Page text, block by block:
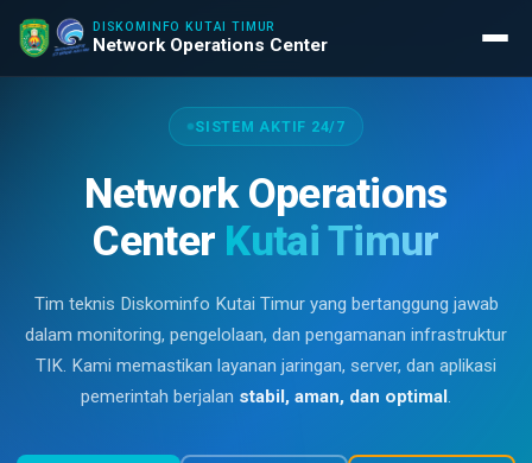
DISKOMINFO KUTAI TIMUR
Network Operations Center
SISTEM AKTIF 24/7
Network Operations
Center Kutai Timur
Tim teknis Diskominfo Kutai Timur yang bertanggung jawab
dalam monitoring, pengelolaan, dan pengamanan infrastruktur
TIK. Kami memastikan layanan jaringan, server, dan aplikasi
pemerintah berjalan stabil, aman, dan optimal.